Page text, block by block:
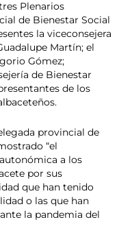
Plenarios
de Bienestar Social
la viceconsejera
Martín; el
Gómez;
de Bienestar
de los
provincial de
“el
a los
por sus
que han tenido
o las que han
la pandemia del